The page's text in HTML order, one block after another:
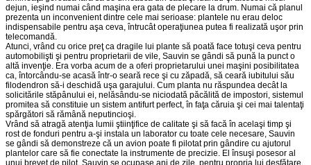
dejun, ieşind numai când maşina era gata de plecare la drum. Numai că planul
prezenta un inconvenient dintre cele mai serioase: plantele nu erau deloc
indispensabile pentru aşa ceva, întrucât operaţiunea putea fi realizată uşor prin
telecomandă.
Atunci, vrând cu orice preţ ca dragile lui plante să poată face totuşi ceva pentru
automobilişti şi pentru proprietarii de vile, Sauvin se gândi să pună la punct o
altă invenţie. Era vorba acum de a oferi proprietarului unei maşini posibilitatea
ca, întorcându-se acasă într-o seară rece şi cu zăpadă, să ceară iubitului său
filodendron să-i deschidă uşa garajului. Cum planta nu răspundea decât la
solicitările stăpânului ei, nelăsându-se niciodată păcălită de impostori, sistemul
promitea să constituie un sistem antifurt perfect, în faţa căruia şi cei mai talentaţi
spărgători să rămână neputincioşi.
Vrând să atragă atenţia lumii ştiinţifice de calitate şi să facă în acelaşi timp şi
rost de fonduri pentru a-şi instala un laborator cu toate cele necesare, Sauvin
se gândi să demonstreze că un avion poate fi pilotat prin gândire cu ajutorul
plantelor care să fie conectate la instrumente de precizie. El însuşi posesor al
unui brevet de pilot, Sauvin se ocupase ani de zile, pentru propria lui desfătare,